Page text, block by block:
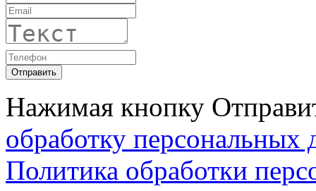
Нажимая кнопку
обработку персональных
Политика обработки